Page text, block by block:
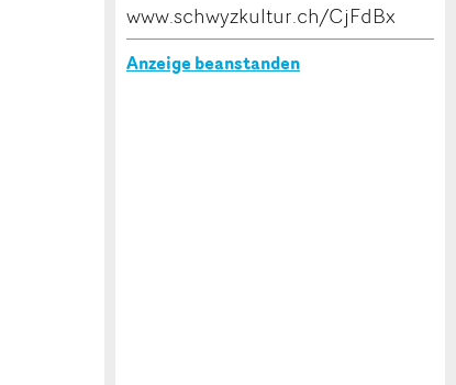
www.schwyzkultur.ch/CjFdBx
Anzeige beanstanden